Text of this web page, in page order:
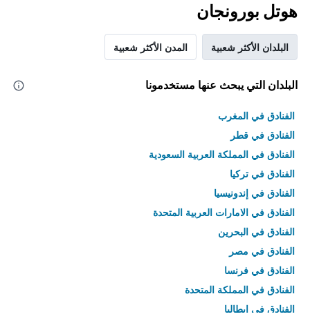
هوتل بورونجان
البلدان الأكثر شعبية المدن الأكثر شعبية
البلدان التي يبحث عنها مستخدمونا
الفنادق في المغرب
الفنادق في قطر
الفنادق في المملكة العربية السعودية
الفنادق في تركيا
الفنادق في إندونيسيا
الفنادق في الامارات العربية المتحدة
الفنادق في البحرين
الفنادق في مصر
الفنادق في فرنسا
الفنادق في المملكة المتحدة
الفنادق في إيطاليا